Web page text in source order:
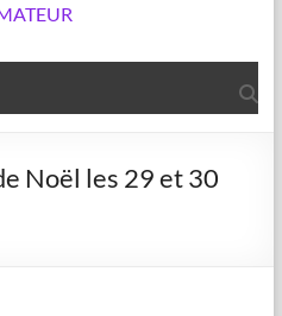
Noël les 29 et 30